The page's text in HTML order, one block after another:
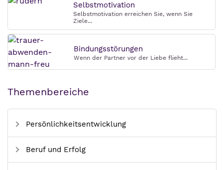
Selbstmotivation
Selbstmotivation erreichen Sie, wenn Sie
Ziele...
Bindungsstörungen
Wenn der Partner vor der Liebe flieht...
Themenbereiche
Persönlichkeitsentwicklung
Beruf und Erfolg